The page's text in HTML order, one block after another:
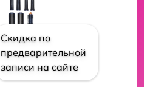
Скидка по
предварительной
записи на сайте